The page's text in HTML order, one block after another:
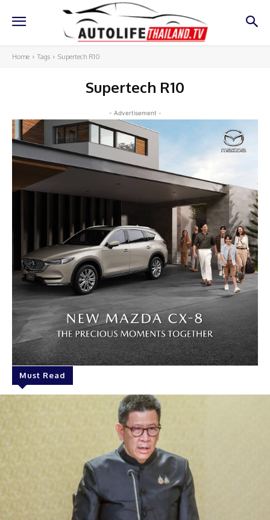
Home Tags Supertech R10
Supertech R10
- Advertisement -
Must Read